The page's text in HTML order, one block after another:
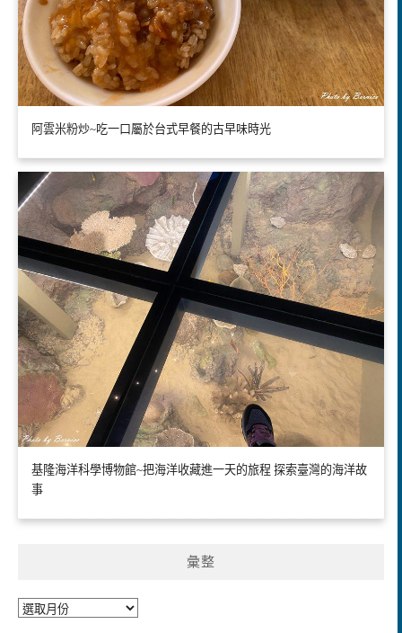
阿雲米粉炒~吃一口屬於台式早餐的古早味時光
基隆海洋科學博物館~把海洋收藏進一天的旅程 探索臺灣的海洋故
事
彙整
彙